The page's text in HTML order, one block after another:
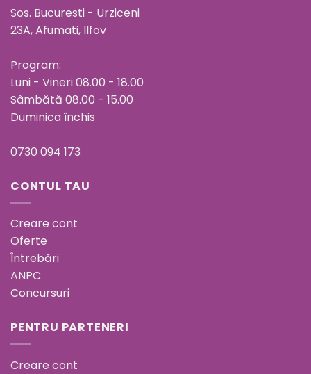
Sos. Bucuresti - Urziceni
23A, Afumati, Ilfov
Program:
Luni - Vineri 08.00 - 18.00
Sâmbătă 08.00 - 15.00
Duminica închis
0730 094 173
CONTUL TAU
Creare cont
Oferte
Întrebări
ANPC
Concursuri
PENTRU PARTENERI
Creare cont